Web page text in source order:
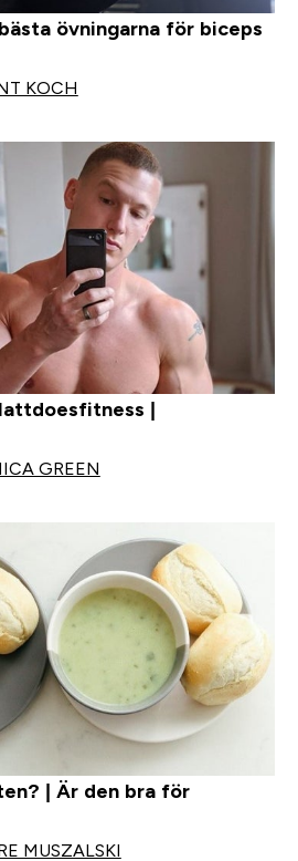
övningarna för biceps
KOCH
|
GREEN
| Är den bra för
MUSZALSKI